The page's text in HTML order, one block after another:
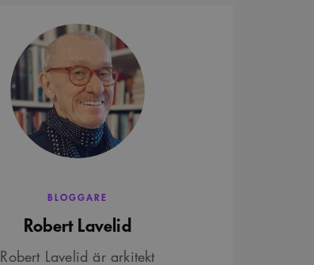
Lavelid
BLOGGARE
Robert Lavelid
Robert Lavelid är arkitekt